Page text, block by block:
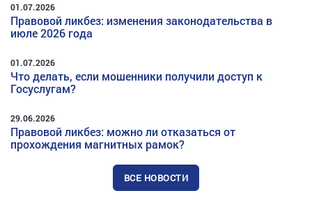
01.07.2026
Правовой ликбез: изменения законодательства в
июле 2026 года
01.07.2026
Что делать, если мошенники получили доступ к
Госуслугам?
29.06.2026
Правовой ликбез: можно ли отказаться от
прохождения магнитных рамок?
ВСЕ НОВОСТИ